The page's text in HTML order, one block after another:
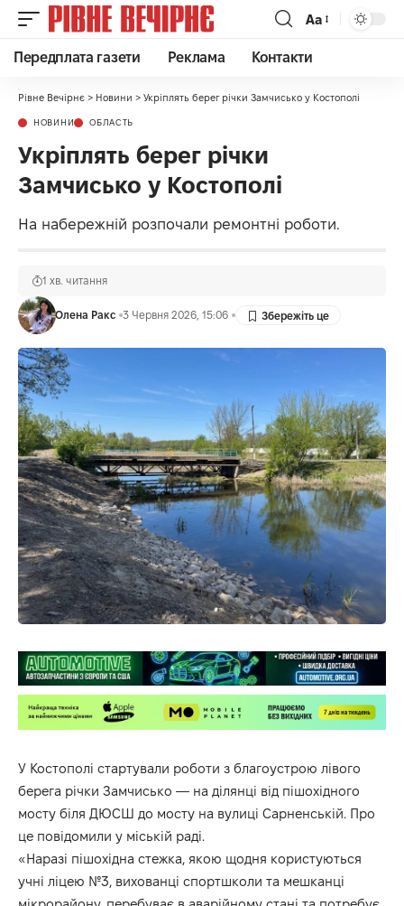
Аа
Передплата газети Реклама Контакти
Рівне Вечірнє > Новини > Укріплять берег річки Замчисько у Костополі
НОВИНИ ОБЛАСТЬ
Укріплять берег річки
Замчисько у Костополі
На набережній розпочали ремонтні роботи.
Олена Ракс 3 Червня 2026, 15:06
1 хв. читання
У Костополі стартували роботи з благоустрою лівого
берега річки Замчисько — на ділянці від пішохідного
мосту біля ДЮСШ до мосту на вулиці Сарненській. Про
це повідомили у міській раді.
«Наразі пішохідна стежка, якою щодня користуються
учні ліцею №3, вихованці спортшколи та мешканці